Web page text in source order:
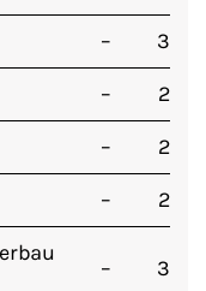
–
3
–
2
–
2
–
2
– 3